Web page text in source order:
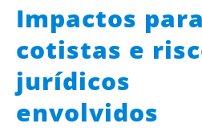
Impactos
cotistas e
jurídicos
envolvidos